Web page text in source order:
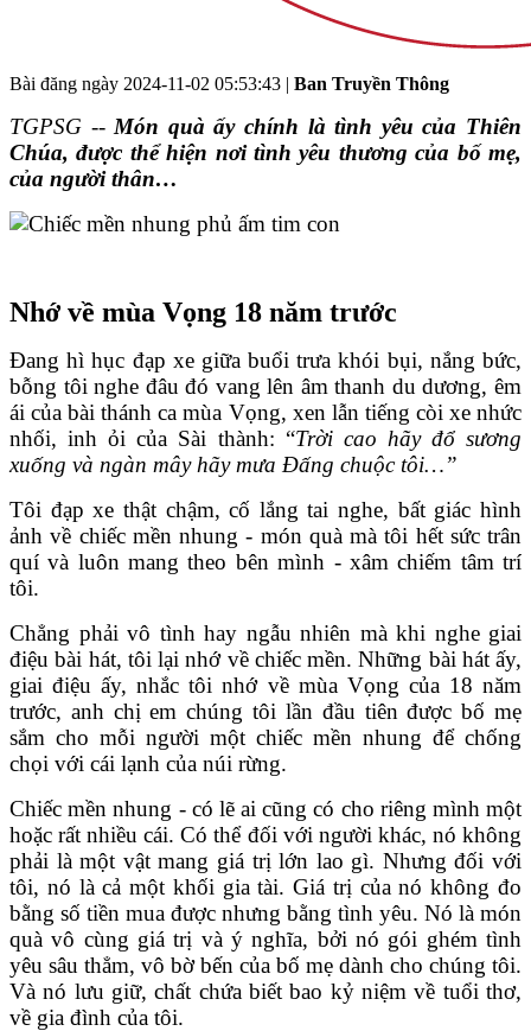
Bài đăng ngày 2024-11-02 05:53:43 | Ban Truyền Thông
TGPSG -- Món quà ấy chính là tình yêu của Thiên
Chúa, được thể hiện nơi tình yêu thương của bố mẹ,
của người thân…
Nhớ về mùa Vọng 18 năm trước
Đang hì hục đạp xe giữa buổi trưa khói bụi, nắng bức,
bỗng tôi nghe đâu đó vang lên âm thanh du dương, êm
ái của bài thánh ca mùa Vọng, xen lẫn tiếng còi xe nhức
nhối, inh ỏi của Sài thành: “Trời cao hãy đổ sương
xuống và ngàn mây hãy mưa Đấng chuộc tôi…”
Tôi đạp xe thật chậm, cố lắng tai nghe, bất giác hình
ảnh về chiếc mền nhung - món quà mà tôi hết sức trân
quí và luôn mang theo bên mình - xâm chiếm tâm trí
tôi.
Chẳng phải vô tình hay ngẫu nhiên mà khi nghe giai
điệu bài hát, tôi lại nhớ về chiếc mền. Những bài hát ấy,
giai điệu ấy, nhắc tôi nhớ về mùa Vọng của 18 năm
trước, anh chị em chúng tôi lần đầu tiên được bố mẹ
sắm cho mỗi người một chiếc mền nhung để chống
chọi với cái lạnh của núi rừng.
Chiếc mền nhung - có lẽ ai cũng có cho riêng mình một
hoặc rất nhiều cái. Có thể đối với người khác, nó không
phải là một vật mang giá trị lớn lao gì. Nhưng đối với
tôi, nó là cả một khối gia tài. Giá trị của nó không đo
bằng số tiền mua được nhưng bằng tình yêu. Nó là món
quà vô cùng giá trị và ý nghĩa, bởi nó gói ghém tình
yêu sâu thẳm, vô bờ bến của bố mẹ dành cho chúng tôi.
Và nó lưu giữ, chất chứa biết bao kỷ niệm về tuổi thơ,
về gia đình của tôi.